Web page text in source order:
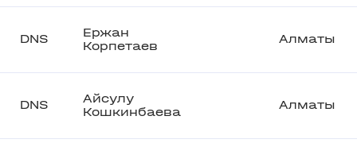
DNS
Ержан
Корпетаев
Алматы
DNS
Айсулу
Кошкинбаева
Алматы